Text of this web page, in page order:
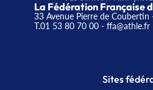
La Fédération Française
33 Avenue Pierre de Coubertin
T.01 53 80 70 00- ffa@athle.fr
Sites